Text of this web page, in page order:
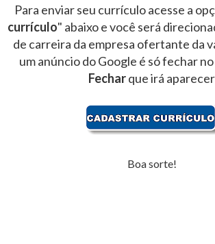
Para enviar seu currículo acesse a
currículo" abaixo e você será
de carreira da empresa ofertante da
um anúncio do Google é só fechar no
Fecharque irá
Boa sorte!